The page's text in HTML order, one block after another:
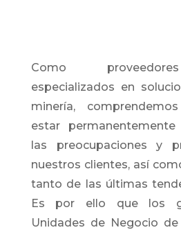
Como
especializados en
minería,
estar
las preocupaciones y
nuestros clientes, así
tanto de las últimas
Es por ello que los
Unidades de Negocio